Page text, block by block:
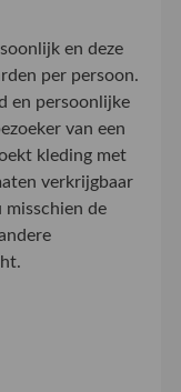
en deze
per persoon.
en persoonlijke
van een
kleding met
verkrijgbaar
de